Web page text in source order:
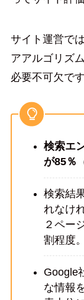
サイト運営で
アアルゴリズ
必要不可欠です
検索エ
が85％
検索結
れなけ
２ペー
割程度。
Google
な情報